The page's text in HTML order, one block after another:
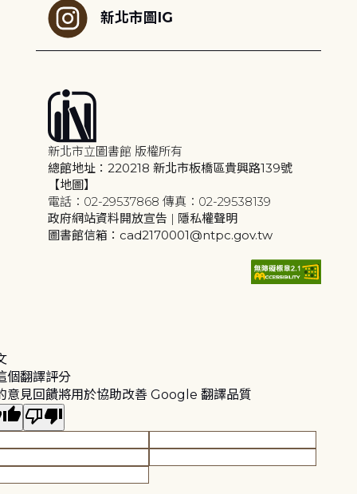
新北市圖IG
新北市立圖書館 版權所有
總館地址：220218 新北市板橋區貴興路139號
【地圖】
電話：02-29537868 傳真：02-29538139
政府網站資料開放宣告 | 隱私權聲明
圖書館信箱：cad2170001@ntpc.gov.tw
個翻譯評分
意見回饋將用於協助改善 Google 翻譯品質